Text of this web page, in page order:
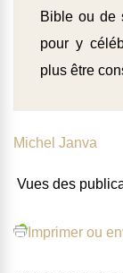
Bible ou de
pour y
plus être
Michel Janva
Vues des
Imprimer ou